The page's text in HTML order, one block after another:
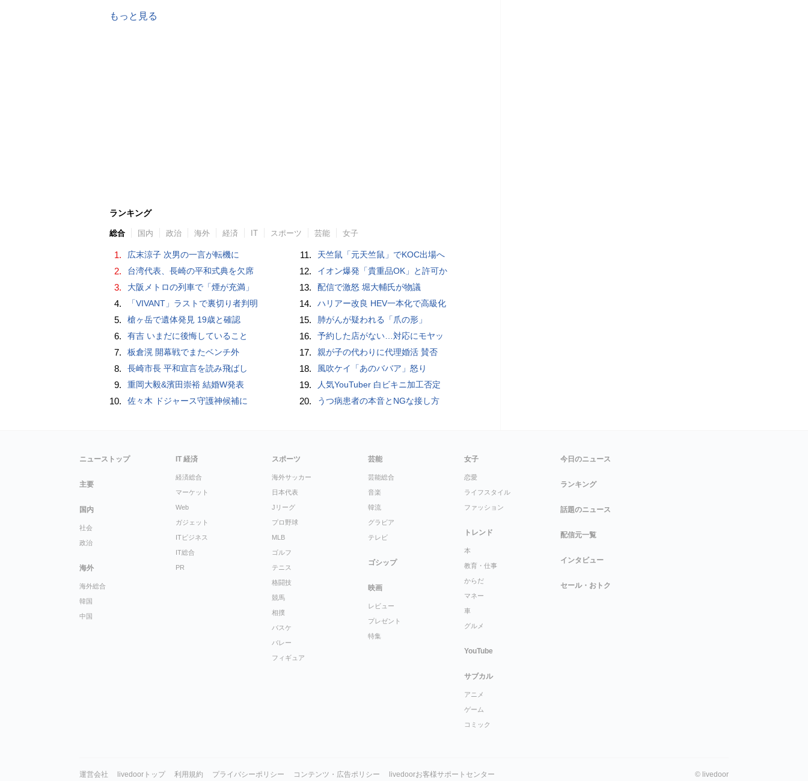
もっと見る
ランキング
総合 国内 政治 海外 経済 IT スポーツ 芸能 女子
1. 広末涼子 次男の一言が転機に
2. 台湾代表、長崎の平和式典を欠席
3. 大阪メトロの列車で「煙が充満」
4. 「VIVANT」ラストで裏切り者判明
5. 槍ヶ岳で遺体発見 19歳と確認
6. 有吉 いまだに後悔していること
7. 板倉滉 開幕戦でまたベンチ外
8. 長崎市長 平和宣言を読み飛ばし
9. 重岡大毅&濱田崇裕 結婚W発表
10. 佐々木 ドジャース守護神候補に
11. 天竺鼠「元天竺鼠」でKOC出場へ
12. イオン爆発「貴重品OK」と許可か
13. 配信で激怒 堀大輔氏が物議
14. ハリアー改良 HEV一本化で高級化
15. 肺がんが疑われる「爪の形」
16. 予約した店がない…対応にモヤッ
17. 親が子の代わりに代理婚活 賛否
18. 風吹ケイ「あのババア」怒り
19. 人気YouTuber 白ビキニ加工否定
20. うつ病患者の本音とNGな接し方
ニューストップ
主要
国内
社会
政治
海外
海外総合
韓国
中国
IT 経済
経済総合
マーケット
Web
ガジェット
ITビジネス
IT総合
PR
スポーツ
海外サッカー
日本代表
Jリーグ
プロ野球
MLB
ゴルフ
テニス
格闘技
競馬
相撲
バスケ
バレー
フィギュア
芸能
芸能総合
音楽
韓流
グラビア
テレビ
ゴシップ
映画
レビュー
プレゼント
特集
女子
恋愛
ライフスタイル
ファッション
トレンド
本
教育・仕事
からだ
マネー
車
グルメ
YouTube
サブカル
アニメ
ゲーム
コミック
今日のニュース
ランキング
話題のニュース
配信元一覧
インタビュー
セール・おトク
運営会社 livedoorトップ 利用規約 プライバシーポリシー コンテンツ・広告ポリシー livedoorお客様サポートセンター © livedoor